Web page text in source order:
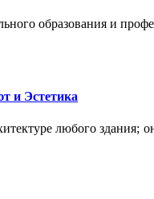
образования и
и Эстетика
любого